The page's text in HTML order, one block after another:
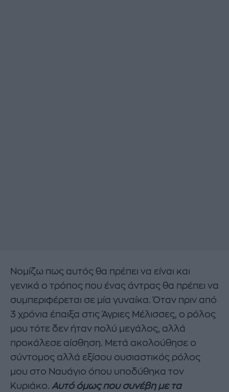
Νομίζω πως αυτός θα πρέπει να είναι και
γενικά ο τρόπος που ένας άντρας θα πρέπει να
συμπεριφέρεται σε μία γυναίκα. Όταν πριν από
3 χρόνια έπαιξα στις Άγριες Μέλισσες, ο ρόλος
μου τότε δεν ήταν πολύ μεγάλος, αλλά
προκάλεσε αίσθηση. Μετά ακολούθησε ο
σύντομος αλλά εξίσου ουσιαστικός ρόλος
μου στο Ναυάγιο όπου υποδύθηκα τον
Κυριάκο. Αυτό όμως που συνέβη με τα